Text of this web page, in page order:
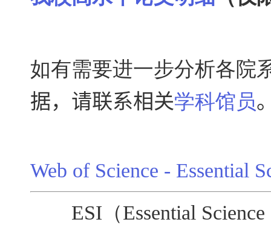
如有需要进一步分析各院
据，请联系相关学科馆员
Web of Science - Essential
ESI（Essential Science